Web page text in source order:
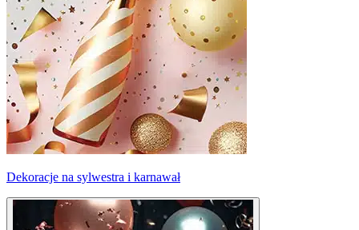
Dekoracje na sylwestra i karnawał